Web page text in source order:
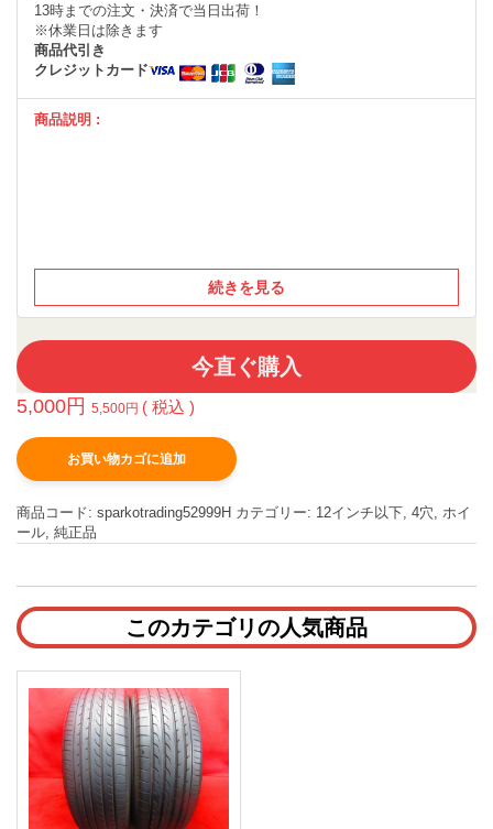
13時までの注文・決済で当日出荷！
※休業日は除きます
商品代引き
クレジットカード
商品説明 :
続きを見る
今直ぐ購入
5,000円 5,500円 ( 税込 )
お買い物カゴに追加
商品コード: sparkotrading52999H カテゴリー: 12インチ以下 4穴
ホイ
ール 純正品
このカテゴリの人気商品